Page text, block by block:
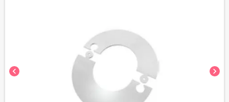
chevron_left chevron_right